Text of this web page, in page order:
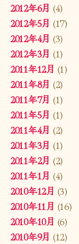
2012年6月 (4)
2012年5月 (17)
2012年4月 (3)
2012年3月 (1)
2011年12月 (1)
2011年8月 (2)
2011年7月 (1)
2011年5月 (1)
2011年4月 (2)
2011年3月 (1)
2011年2月 (2)
2011年1月 (4)
2010年12月 (3)
2010年11月 (16)
2010年10月 (6)
2010年9月 (12)